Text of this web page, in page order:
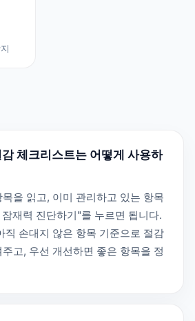
체크리스트는 어떻게 사용하
을 읽고, 이미 관리하고 있는 항목
재력 진단하기"를 누르면 됩니다.
직 손대지 않은 항목 기준으로 절감
고, 우선 개선하면 좋은 항목을 정